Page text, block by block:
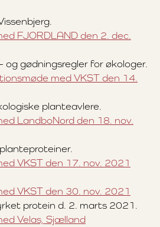
FJORDLAND den 2. dec.
gødningsregler for økologer.
med VKST den 14.
planteavlere.
LandboNord den 18. nov.
VKST den 17. nov. 2021
VKST den 30. nov. 2021
protein d. 2. marts 2021.
Velas, Sjælland